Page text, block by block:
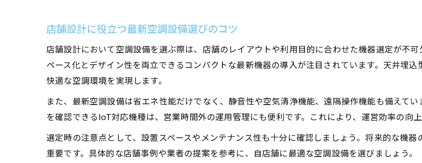
冷暖房工事を活用した省エネ空調設備の
店舗設計と連動した最新空調設備の活用
空調設備の更新が店舗設計に与える効果
店舗設計における空調機器選びの実践ポイント
店舗設計で選ぶべき空調設備の最新機器
冷暖房工事に強い空調設備業者の選び方を
店舗設計に役立つ最新空調設備選びのコツ
店舗設計において空調設備を選ぶ際は、店舗のレイアウトや利用目的に合わせた機器選定が不
ペース化とデザイン性を両立できるコンパクトな最新機器の導入が注目されています。天井埋
快適な空調環境を実現します。
また、最新空調設備は省エネ性能だけでなく、静音性や空気清浄機能、遠隔操作機能も備えて
を確認できるIoT対応機種は、営業時間外の運用管理にも便利です。これにより、運営効率の向上
選定時の注意点として、設置スペースやメンテナンス性も十分に確認しましょう。将来的な機
重要です。具体的な店舗事例や業者の提案を参考に、自店舗に最適な空調設備を選びましょう。